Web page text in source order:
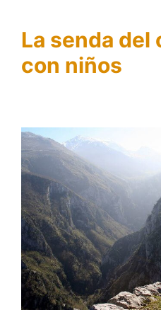
La senda del
con niños